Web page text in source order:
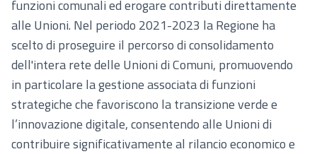
funzioni comunali ed erogare contributi direttamente
alle Unioni. Nel periodo 2021-2023 la Regione ha
scelto di proseguire il percorso di consolidamento
dell'intera rete delle Unioni di Comuni, promuovendo
in particolare la gestione associata di funzioni
strategiche che favoriscono la transizione verde e
l’innovazione digitale, consentendo alle Unioni di
contribuire significativamente al rilancio economico e